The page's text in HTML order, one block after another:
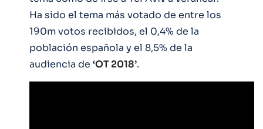
Ha sido el tema más votado de entre los
190m votos recibidos, el 0,4% de la
población española y el 8,5% de la
audiencia de ‘OT 2018’.